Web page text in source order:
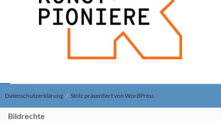
Datenschutzerklärung Stolz präsentiert von WordPress
Bildrechte